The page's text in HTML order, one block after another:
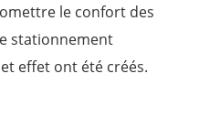
le confort des
stationnement
effet ont été créés.